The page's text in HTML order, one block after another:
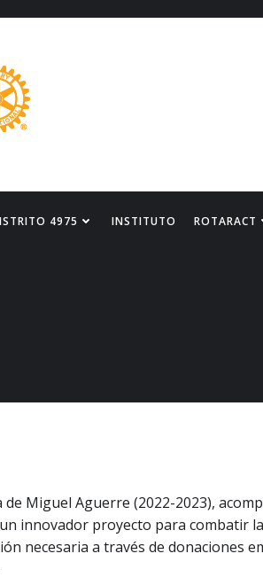
4975 INSTITUTO ROTARACT
Miguel Aguerre (2022-2023),
innovador proyecto para combatir
necesaria a través de donaciones